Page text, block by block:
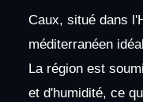
Caux, situé dans
méditerranéen
La région est
et d'humidité, ce